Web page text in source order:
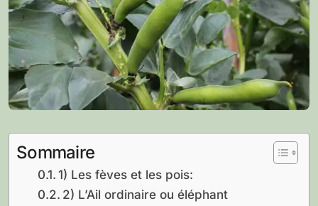
Sommaire
1) Les fèves et les pois:
2) L’Ail ordinaire ou éléphant